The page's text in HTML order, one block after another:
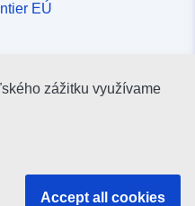
EÚ
zážitku využívame
Accept all cookies